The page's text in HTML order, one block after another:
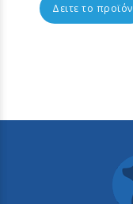
Δειτε το προϊόν